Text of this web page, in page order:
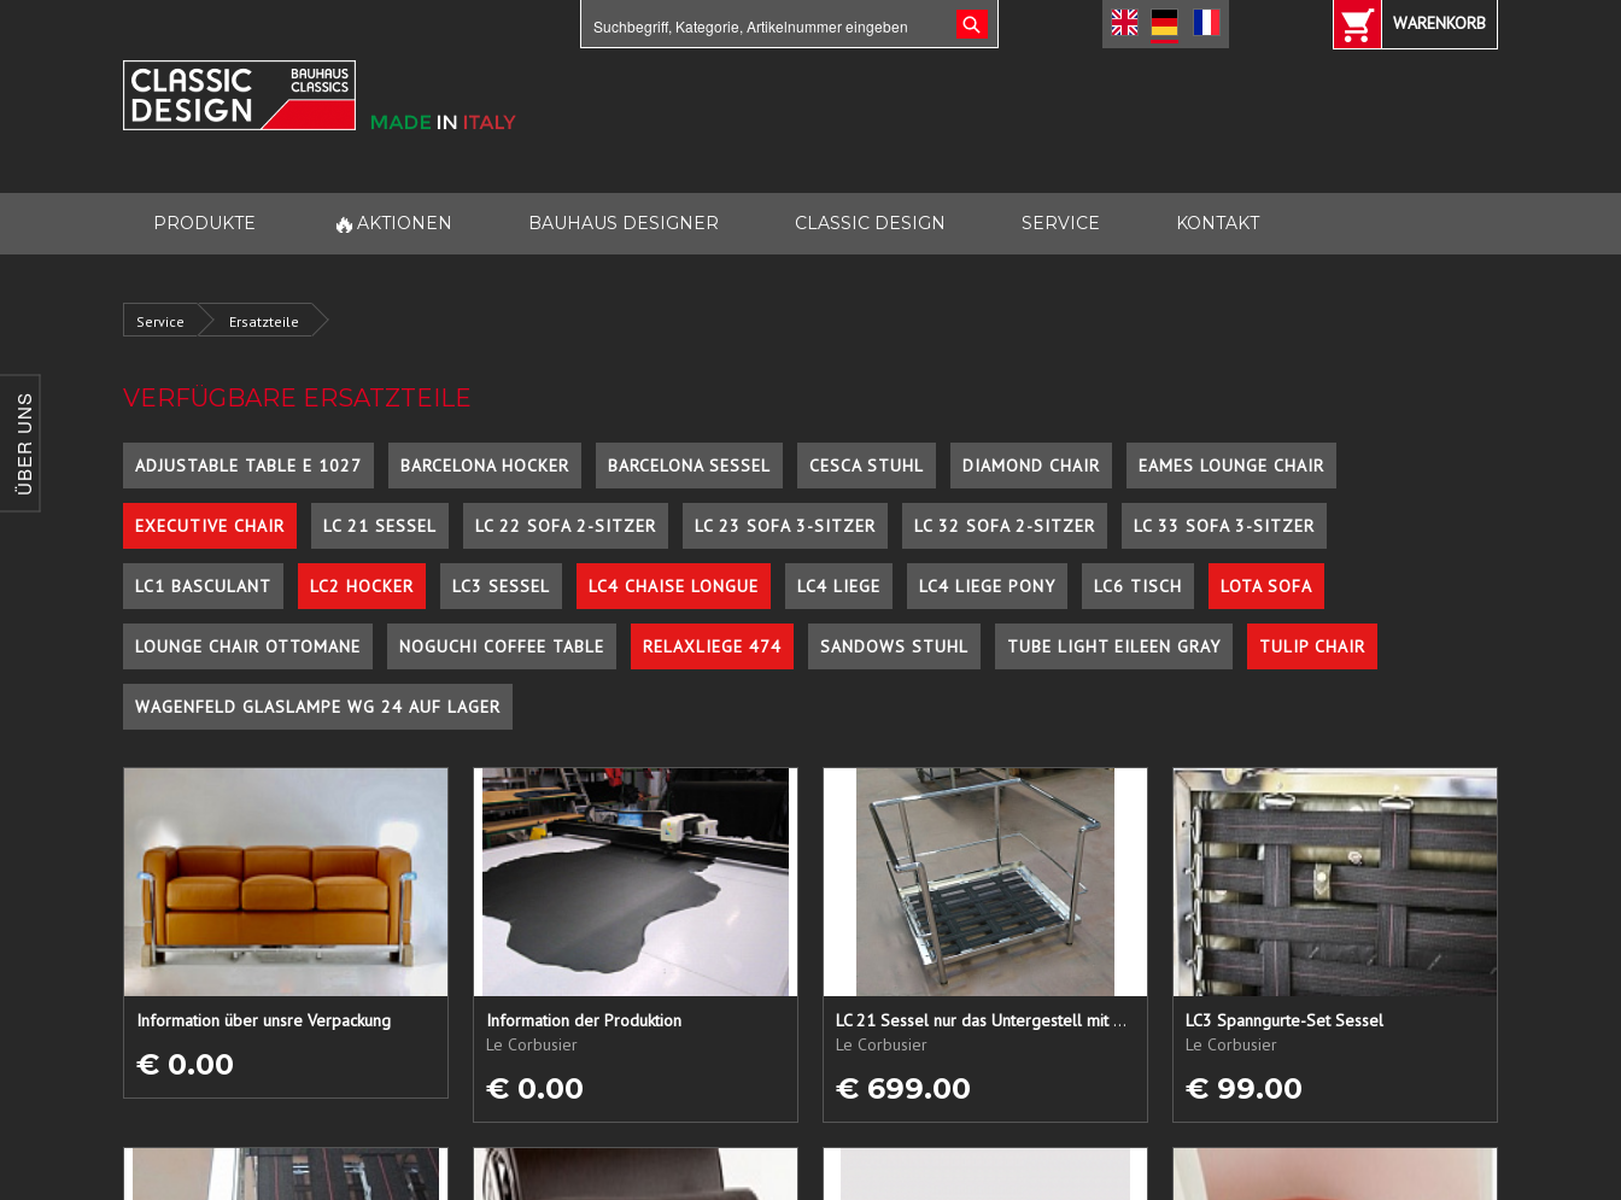
ÜBER UNS
WARENKORB
PRODUKTE 🔥 AKTIONEN BAUHAUS DESIGNER CLASSIC DESIGN SERVICE KONTAKT
Service Ersatzteile
VERFÜGBARE ERSATZTEILE
ADJUSTABLE TABLE E 1027 BARCELONA HOCKER BARCELONA SESSEL CESCA STUHL DIAMOND CHAIR EAMES LOUNGE CHAIR
EXECUTIVE CHAIR LC 21 SESSEL LC 22 SOFA 2-SITZER LC 23 SOFA 3-SITZER LC 32 SOFA 2-SITZER LC 33 SOFA 3-SITZER
LC1 BASCULANT LC2 HOCKER LC3 SESSEL LC4 CHAISE LONGUE LC4 LIEGE LC4 LIEGE PONY LC6 TISCH LOTA SOFA
LOUNGE CHAIR OTTOMANE NOGUCHI COFFEE TABLE RELAXLIEGE 474 SANDOWS STUHL TUBE LIGHT EILEEN GRAY TULIP CHAIR
WAGENFELD GLASLAMPE WG 24 AUF LAGER
Information über unsre Verpackung
€ 0.00
Information der Produktion
Le Corbusier
€ 0.00
LC 21 Sessel nur das Untergestell mit elastischen Straps
Le Corbusier
€ 699.00
LC3 Spanngurte-Set Sessel
Le Corbusier
€ 99.00